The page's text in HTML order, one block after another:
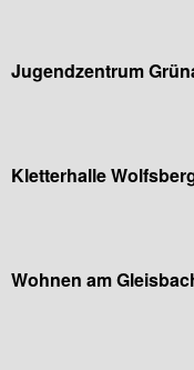
Jugendzentrum
Kletterhalle
Wohnen am